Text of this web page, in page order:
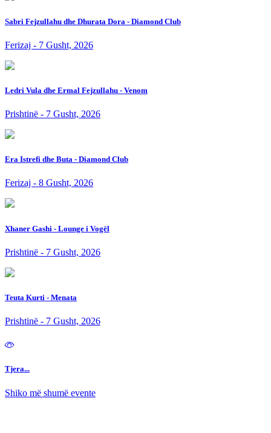
Sabri Fejzullahu dhe Dhurata Dora - Diamond Club
Ferizaj - 7 Gusht, 2026
Ledri Vula dhe Ermal Fejzullahu - Venom
Prishtinë - 7 Gusht, 2026
Era Istrefi dhe Buta - Diamond Club
Ferizaj - 8 Gusht, 2026
Xhaner Gashi - Lounge i Vogël
Prishtinë - 7 Gusht, 2026
Teuta Kurti - Menata
Prishtinë - 7 Gusht, 2026
Tjera...
Shiko më shumë evente